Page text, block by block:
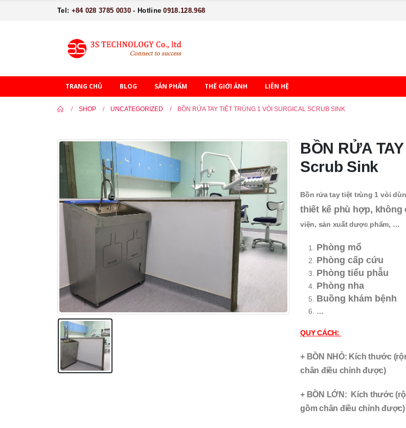
Tel: +84 028 3785 0030- Hotline0918.128.968
TRANG CHỦ BLOG SẢN PHẨM THẾ GIỚI ẢNH LIÊN HỆ
SHOP UNCATEGORIZED BỒN RỬA TAY TIỆT TRÙNG 1 VÒI SURGICAL SCRUB SINK
BỒN RỬA
Scrub Sink
Bồn rửa tay tiệt trùng 1 vòi
thiết kế phù hợp,
viện, sản xuất dược phẩm, …
Phòng mổ
Phòng cấp cứu
Phòng tiểu phẫu
Phòng nha
Buồng khám bệnh
…
QUY CÁCH:
+ BỒN NHỎ: Kích thước
chân điều chỉnh được)
+ BỒN LỚN: Kích thước
gồm chân điều chỉnh được)